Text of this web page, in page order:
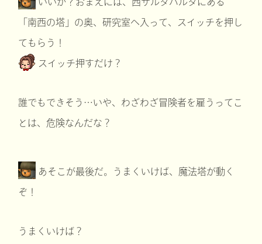
「南西の塔」の奥、研究室へ入って、スイッチを押し
てもらう！
スイッチ押すだけ？
誰でもできそう…いや、わざわざ冒険者を雇うってこ
とは、危険なんだな？
あそこが最後だ。うまくいけば、魔法塔が動く
ぞ！
うまくいけば？